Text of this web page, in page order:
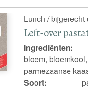
Lunch / bijgerecht
Left-over
Ingrediënten:
bloem,
parmezaanse
Soort: